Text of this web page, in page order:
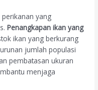
yang
Penangkapan ikan yang
ikan yang berkurang
jumlah populasi
pembatasan ukuran
menjaga